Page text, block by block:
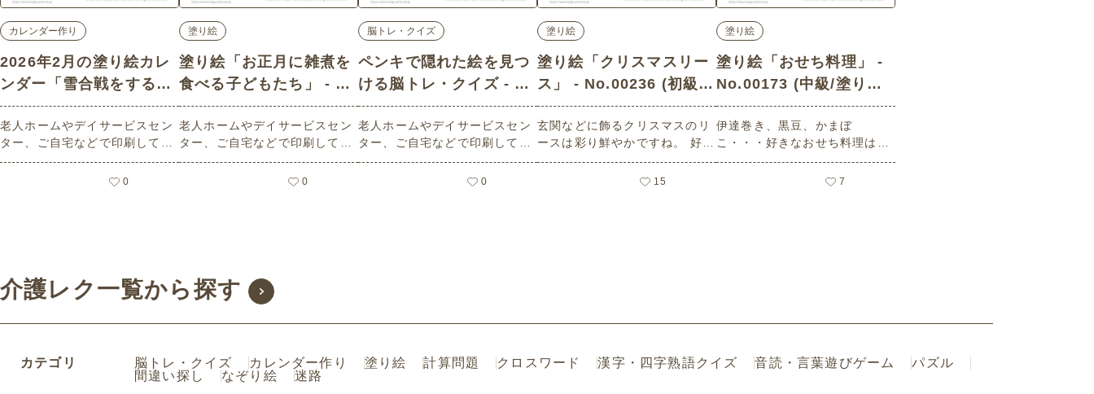
カレンダー作り
2026年2月の塗り絵カレ
ンダー「雪合戦をする子
どもたち」 - No.02574
(上級/カレンダー作りの
介護レク素材)
老人ホームやデイサービスセン
ター、ご自宅などで印刷してお
使いいただける無料の高齢者向
け介護レク素材 2026年2月の塗
遊び
0
塗り絵
塗り絵「お正月に雑煮を
食べる子どもたち」 - N
o.00013 (上級/塗り絵の
介護レク素材)
老人ホームやデイサービスセン
ター、ご自宅などで印刷してお
使いいただける無料の高齢者向
け介護レク素材（塗り絵・上
0
脳トレ・クイズ
ペンキで隠れた絵を見つ
ける脳トレ・クイズ - N
o.00755 (上級/脳トレ・
クイズの介護レク素材)
老人ホームやデイサービスセン
ター、ご自宅などで印刷してお
使いいただける無料の高齢者向
け介護レク素材（脳トレ・クイ
0
塗り絵
塗り絵「クリスマスリー
ス」 - No.00236 (初級/
塗り絵の介護レク素材)
玄関などに飾るクリスマスのリ
ースは彩り鮮やかですね。 好き
な色で、塗り絵を楽しみましょ
15
塗り絵
塗り絵「おせち料理」 -
No.00173 (中級/塗り絵
の介護レク素材)
伊達巻き、黒豆、かまぼ
こ・・・好きなおせち料理はな
んですか？ 好きな色で塗り絵を
7
介護レク一覧から探す
カテゴリ 脳トレ・クイズ カレンダー作り 塗り絵 計算問題 クロスワード 漢字・四字熟語クイズ 音読・言葉遊びゲーム
パズル
間違い探し
なぞり絵 迷路